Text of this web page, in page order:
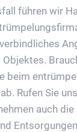
führen wir
beim
Rufen Sie
auch